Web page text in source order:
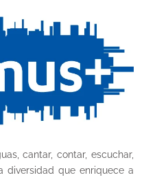
cantar, contar, escuchar,
diversidad que enriquece a